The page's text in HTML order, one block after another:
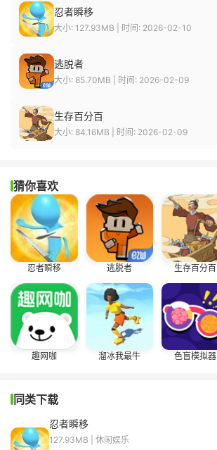
忍者瞬移
大小: 127.93MB | 时间: 2026-02-10
逃脱者
大小: 85.70MB | 时间: 2026-02-09
生存百分百
大小: 84.16MB | 时间: 2026-02-09
猜你喜欢
忍者瞬移 逃脱者 生存百分百
趣网咖 溜冰我最牛 色盲模拟器
同类下载
忍者瞬移
127.93MB | 休闲娱乐